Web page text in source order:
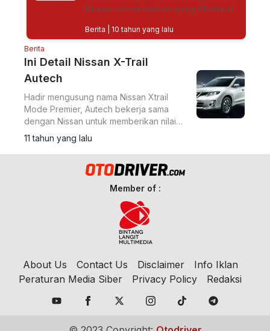
Nissan memanfaatkan ajang Montreal
digelar 15-24 Januari, dengan
Berita | 10 tahun yang lalu
Berita
Ini Detail Nissan X-Trail
Autech
Hadir mengusung nama Nissan Xtrail
Mode Premier, Autech bekerja sama
dengan Nissan untuk memberikan nilai
lebih dari kemewahan dan aura sporty
yang dapat memenuhi keinginan
konsumen.
11 tahun yang lalu
Member of :
About Us Contact Us Disclaimer
Info Iklan
Peraturan Media Siber
Privacy Policy Redaksi